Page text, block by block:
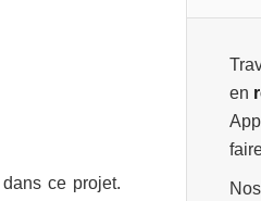
ce projet.
en